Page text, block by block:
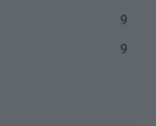
9
9